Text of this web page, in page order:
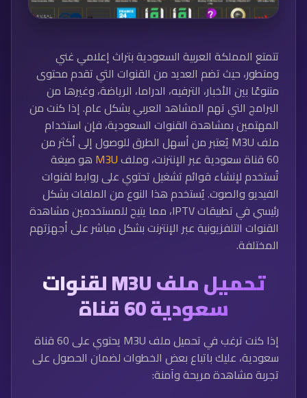
تتمتع المملكة العربية السعودية بتراث إعلامي غني
ومتطور، حيث تضم العديد من القنوات التي تقدم محتوى
متنوعًا بين الأخبار، الترفيه، الدراما، الرياضة، وغيرها من
البرامج التي تهم المشاهد العربي بشكل عام. إذا كنت من
المهتمين بمشاهدة القنوات السعودية، فإن استخدام
ملف M3U يُعتبر من أسهل الطرق للوصول إلى أكثر من
60 قناة سعودية عبر الإنترنت، وملف
M3U هو صيغة
تُستخدم لإنشاء قوائم تشغيل تحتوي على روابط لقنوات
الفيديو والصوت. يُستخدم هذا النوع من الملفات بشكل
رئيسي في تطبيقات IPTV، مما يتيح للمستخدمين مشاهدة
القنوات التلفزيونية عبر الإنترنت بشكل مباشر على أجهزتهم
المختلفة.
تحميل ملف M3U لقنوات
سعودية 60 قناة
إذا كنت ترغب في تحميل ملف M3U يحتوي على 60 قناة
سعودية، عليك باتباع بعض الخطوات لضمان الحصول على
تجربة مشاهدة مريحة وآمنة: